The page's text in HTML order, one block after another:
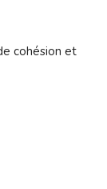
cohésion et